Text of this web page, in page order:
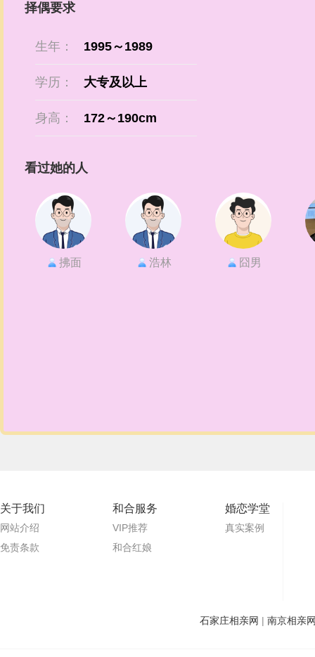
择偶要求
生年： 1995～1989
学历： 大专及以上
身高： 172～190cm
看过她的人
拂面 浩林 囧男
关于我们
网站介绍
免责条款
和合服务
VIP推荐
和合红娘
婚恋学堂
真实案例
石家庄相亲网 | 南京相亲